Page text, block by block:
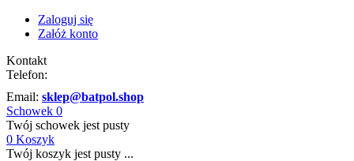
Zaloguj się
Załóż konto
Kontakt
Telefon:
Email: sklep@batpol.shop
Schowek 0
Twój schowek jest pusty
0 Koszyk
Twój koszyk jest pusty ...